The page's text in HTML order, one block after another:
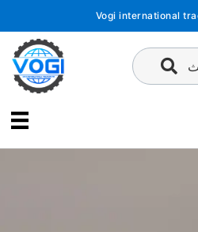
المحتوى
Vogi international